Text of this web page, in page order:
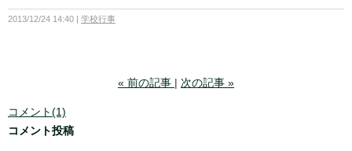
2013/12/24 14:40 学校行事
« 前の記事 次の記事 »
コメント(1)
コメント投稿